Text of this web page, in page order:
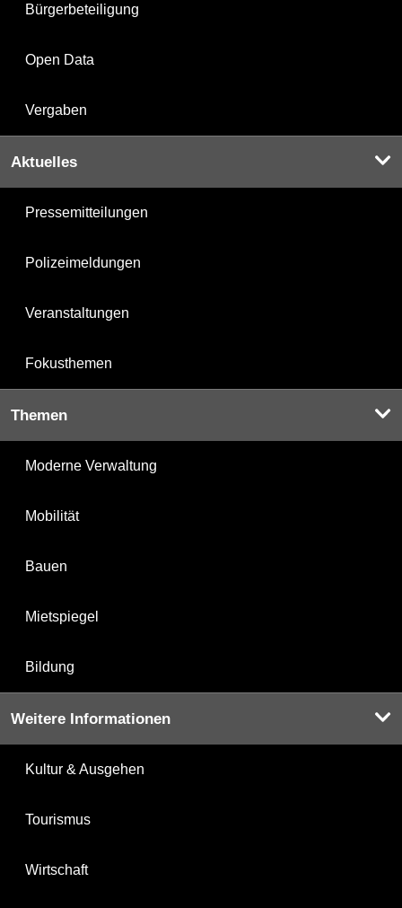
Bürgerbeteiligung
Open Data
Vergaben
Aktuelles
Pressemitteilungen
Polizeimeldungen
Veranstaltungen
Fokusthemen
Themen
Moderne Verwaltung
Mobilität
Bauen
Mietspiegel
Bildung
Weitere Informationen
Kultur & Ausgehen
Tourismus
Wirtschaft